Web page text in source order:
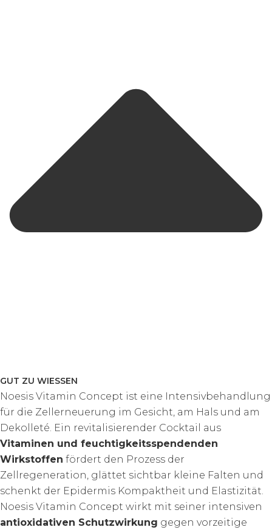
GUT ZU WIESSEN
Noesis Vitamin Concept ist eine Intensivbehandlung
für die Zellerneuerung im Gesicht, am Hals und am
Dekolleté. Ein revitalisierender Cocktail aus
Vitaminen und feuchtigkeitsspendenden
Wirkstoffen fördert den Prozess der
Zellregeneration, glättet sichtbar kleine Falten und
schenkt der Epidermis Kompaktheit und Elastizität.
Noesis Vitamin Concept wirkt mit seiner intensiven
antioxidativen Schutzwirkung gegen vorzeitige